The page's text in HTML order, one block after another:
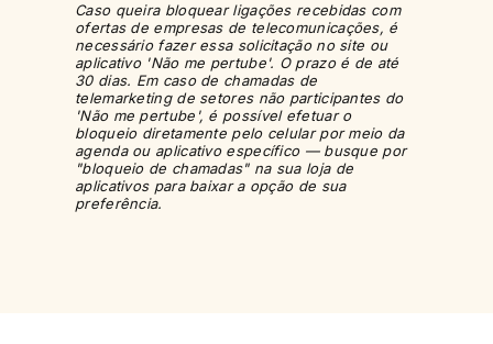
Caso queira bloquear ligações recebidas com
ofertas de empresas de telecomunicações, é
necessário fazer essa solicitação no site ou
aplicativo 'Não me pertube'. O prazo é de até
30 dias. Em caso de chamadas de
telemarketing de setores não participantes do
'Não me pertube', é possível efetuar o
bloqueio diretamente pelo celular por meio da
agenda ou aplicativo específico — busque por
"bloqueio de chamadas" na sua loja de
aplicativos para baixar a opção de sua
preferência.